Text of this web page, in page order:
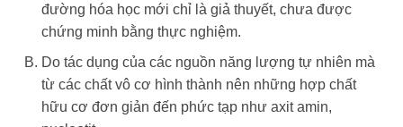
đường hóa học mới chỉ là giả thuyết, chưa được
chứng minh bằng thực nghiệm.
Do tác dụng của các nguồn năng lượng tự nhiên mà
từ các chất vô cơ hình thành nên những hợp chất
hữu cơ đơn giản đến phức tạp như axit amin,